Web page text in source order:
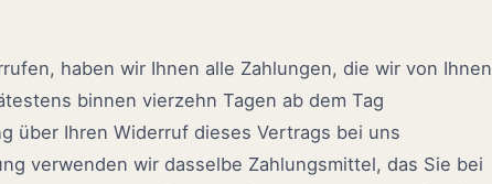
haben wir Ihnen alle Zahlungen, die wir von Ihnen
binnen vierzehn Tagen ab dem Tag
über Ihren Widerruf dieses Vertrags bei uns
verwenden wir dasselbe Zahlungsmittel, das Sie bei